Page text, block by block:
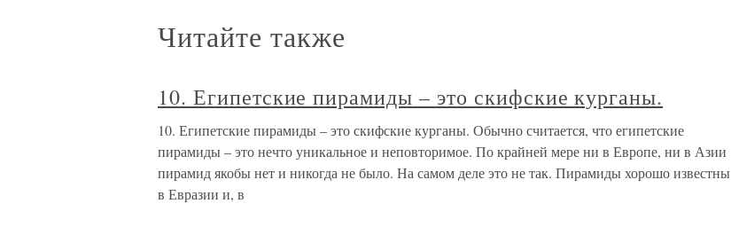
Читайте также
10. Египетские пирамиды – это скифские курганы.
10. Египетские пирамиды – это скифские курганы. Обычно считается, что египетские
пирамиды – это нечто уникальное и неповторимое. По крайней мере ни в Европе, ни в Азии
пирамид якобы нет и никогда не было. На самом деле это не так. Пирамиды хорошо известны
в Евразии и, в